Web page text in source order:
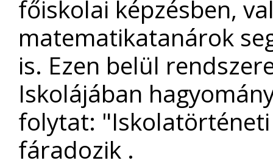
főiskolai képzésben,
matematikatanárok
is. Ezen belül
Iskolájában
folytat:
fáradozik .